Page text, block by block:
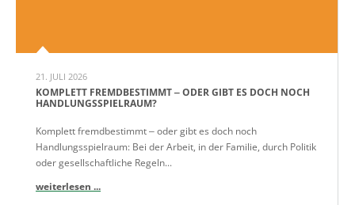
21. JULI 2026
KOMPLETT FREMDBESTIMMT ‒ ODER GIBT ES DOCH NOCH
HANDLUNGSSPIELRAUM?
Komplett fremdbestimmt ‒ oder gibt es doch noch
Handlungsspielraum: Bei der Arbeit, in der Familie, durch Politik
oder gesellschaftliche Regeln...
weiterlesen ...